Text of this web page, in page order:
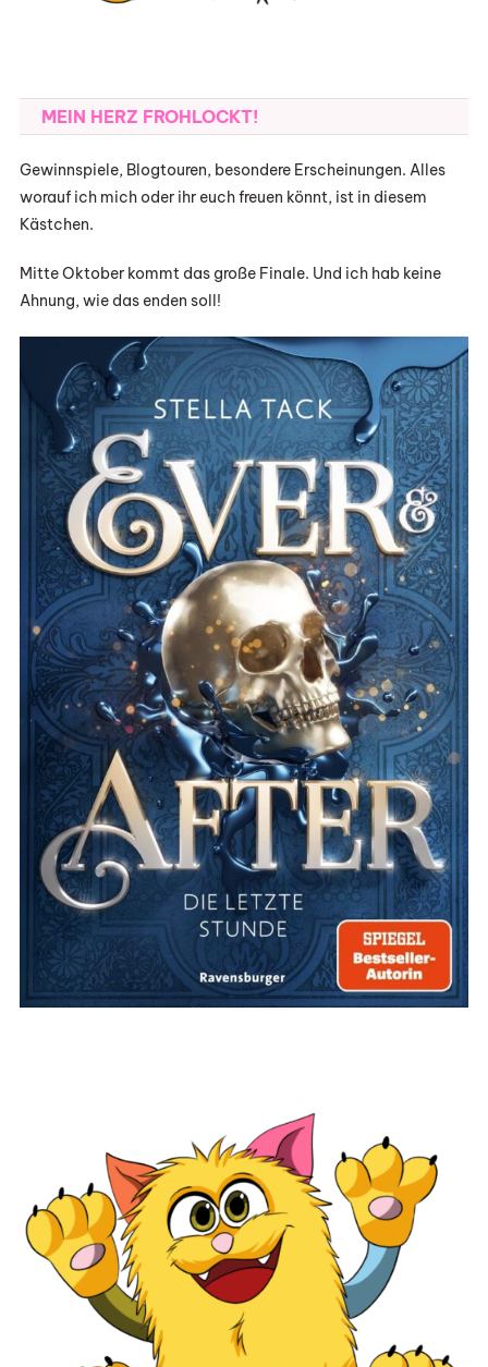
MEIN HERZ FROHLOCKT!
Gewinnspiele, Blogtouren, besondere Erscheinungen. Alles
worauf ich mich oder ihr euch freuen könnt, ist in diesem
Kästchen.
Mitte Oktober kommt das große Finale. Und ich hab keine
Ahnung, wie das enden soll!